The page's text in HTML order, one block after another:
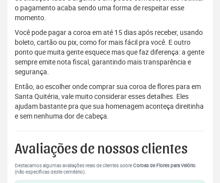
o pagamento acaba sendo uma forma de respeitar esse
momento.
Você pode pagar a coroa em até 15 dias após receber, usando
boleto, cartão ou pix, como for mais fácil pra você. E outro
ponto que muita gente esquece mas que faz diferença: a gente
sempre emite nota fiscal, garantindo mais transparência e
segurança.
Então, ao escolher onde comprar sua coroa de flores para em
Santa Quitéria, vale muito considerar esses detalhes. Eles
ajudam bastante pra que sua homenagem aconteça direitinha
e sem nenhuma dor de cabeça.
Avaliações de nossos clientes
Destacamos algumas avaliações reais de clientes sobreCoroas de Flores para Velório.
(não específicas deste cemitério).